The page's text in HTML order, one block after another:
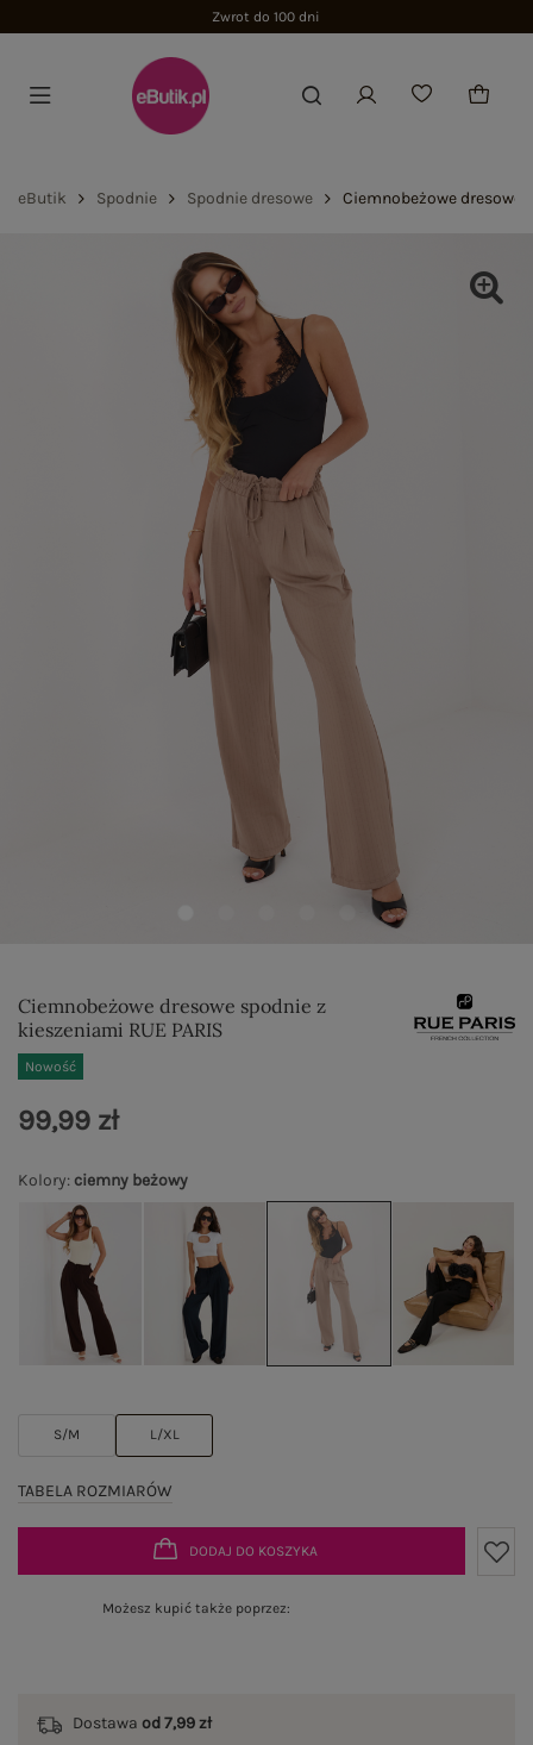
Zwrot do 100 dni
eButik Spodnie Spodnie dresowe Ciemnobeżowe dresowe
Ciemnobeżowe dresowe spodnie z
kieszeniami RUE PARIS
Nowość
Kolory: ciemny beżowy
S/M L/XL
TABELA ROZMIARÓW
99,99 zł
DODAJ DO KOSZYKA
Możesz kupić także poprzez:
Dostawa od 7,99 zł